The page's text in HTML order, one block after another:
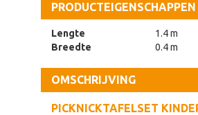
PRODUCTEIGENSCHAPPEN
Lengte
1.4 m
Breedte
0.4 m
OMSCHRIJVING
PICKNICKTAFELSET